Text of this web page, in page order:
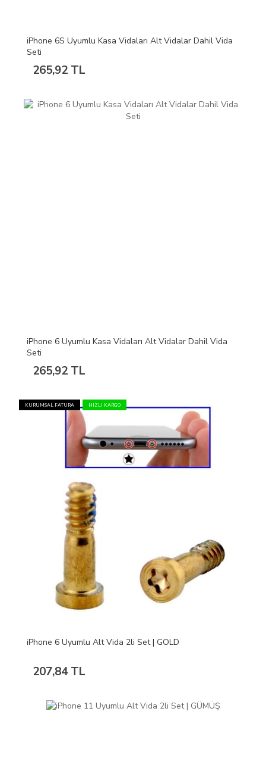
iPhone 6S Uyumlu Kasa Vidaları Alt Vidalar Dahil Vida
Seti
265,92 TL
iPhone 6 Uyumlu Kasa Vidaları Alt Vidalar Dahil Vida
Seti
265,92 TL
KURUMSAL FATURA HIZLI KARGO
iPhone 6 Uyumlu Alt Vida 2li Set | GOLD
207,84 TL